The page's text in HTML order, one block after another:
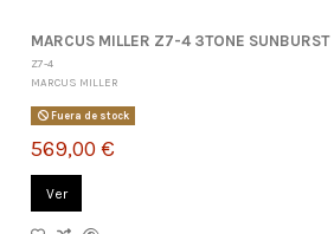
MARCUS MILLER Z7-4 3TONE SUNBURST
Z7-4
MARCUS MILLER
Fuera de stock
569,00 €
Ver